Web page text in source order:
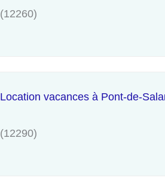
(12260)
Location vacances à Pont-de-
(12290)